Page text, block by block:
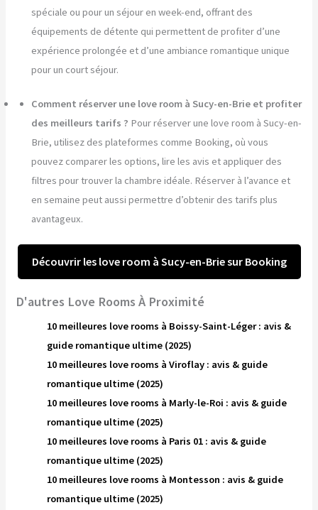
spéciale ou pour un séjour en week-end, offrant des
équipements de détente qui permettent de profiter d’une
expérience prolongée et d’une ambiance romantique unique
pour un court séjour.
Comment réserver une love room à Sucy-en-Brie et profiter
des meilleurs tarifs ? Pour réserver une love room à Sucy-en-
Brie, utilisez des plateformes comme Booking, où vous
pouvez comparer les options, lire les avis et appliquer des
filtres pour trouver la chambre idéale. Réserver à l’avance et
en semaine peut aussi permettre d’obtenir des tarifs plus
avantageux.
Découvrir les love room à Sucy-en-Brie sur Booking
D'autres Love Rooms À Proximité
10 meilleures love rooms à Boissy-Saint-Léger : avis &
guide romantique ultime (2025)
10 meilleures love rooms à Viroflay : avis & guide
romantique ultime (2025)
10 meilleures love rooms à Marly-le-Roi : avis & guide
romantique ultime (2025)
10 meilleures love rooms à Paris 01 : avis & guide
romantique ultime (2025)
10 meilleures love rooms à Montesson : avis & guide
romantique ultime (2025)